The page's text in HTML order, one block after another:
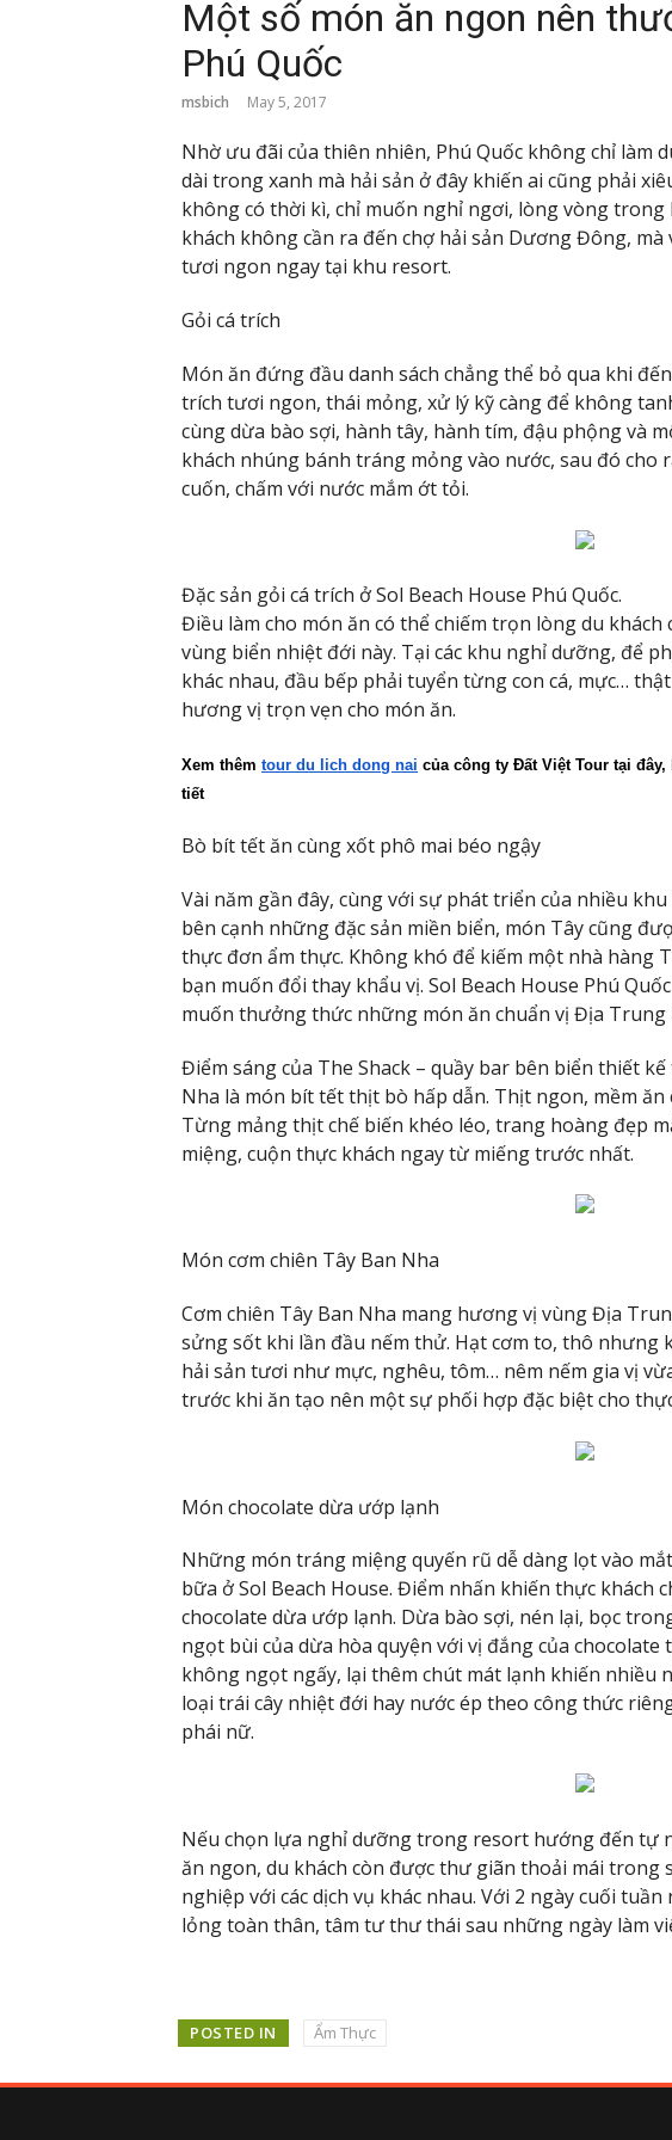
Một số món ăn ngon nên
Phú Quốc
msbich May 5, 2017
Nhờ ưu đãi của thiên nhiên, Phú Quốc không chỉ làm
dài trong xanh mà hải sản ở đây khiến ai cũng phải
không có thời kì, chỉ muốn nghỉ ngơi, lòng vòng
khách không cần ra đến chợ hải sản Dương Đông,
tươi ngon ngay tại khu resort.
Gỏi cá trích
Món ăn đứng đầu danh sách chẳng thể bỏ qua khi
trích tươi ngon, thái mỏng, xử lý kỹ càng để không
cùng dừa bào sợi, hành tây, hành tím, đậu phộng và
khách nhúng bánh tráng mỏng vào nước, sau đó cho
cuốn, chấm với nước mắm ớt tỏi.
Đặc sản gỏi cá trích ở Sol Beach House Phú Quốc.
Điều làm cho món ăn có thể chiếm trọn lòng du
vùng biển nhiệt đới này. Tại các khu nghỉ dưỡng, để
khác nhau, đầu bếp phải tuyển từng con cá, mực…
hương vị trọn vẹn cho món ăn.
Xem thêm tour du lich dong nai của công ty Đất Việt Tour tại
tiết
Bò bít tết ăn cùng xốt phô mai béo ngậy
Vài năm gần đây, cùng với sự phát triển của nhiều
bên cạnh những đặc sản miền biển, món Tây cũng
thực đơn ẩm thực. Không khó để kiếm một nhà hàng
bạn muốn đổi thay khẩu vị. Sol Beach House Phú
muốn thưởng thức những món ăn chuẩn vị Địa Trung
Điểm sáng của The Shack – quầy bar bên biển thiết
Nha là món bít tết thịt bò hấp dẫn. Thịt ngon, mềm
Từng mảng thịt chế biến khéo léo, trang hoàng đẹp
miệng, cuộn thực khách ngay từ miếng trước nhất.
Món cơm chiên Tây Ban Nha
Cơm chiên Tây Ban Nha mang hương vị vùng Địa
sửng sốt khi lần đầu nếm thử. Hạt cơm to, thô nhưng
hải sản tươi như mực, nghêu, tôm… nêm nếm gia vị
trước khi ăn tạo nên một sự phối hợp đặc biệt cho
Món chocolate dừa ướp lạnh
Những món tráng miệng quyến rũ dễ dàng lọt vào
bữa ở Sol Beach House. Điểm nhấn khiến thực khách
chocolate dừa ướp lạnh. Dừa bào sợi, nén lại, bọc
ngọt bùi của dừa hòa quyện với vị đắng của
không ngọt ngấy, lại thêm chút mát lạnh khiến nhiều
loại trái cây nhiệt đới hay nước ép theo công thức
phái nữ.
Nếu chọn lựa nghỉ dưỡng trong resort hướng đến tự
ăn ngon, du khách còn được thư giãn thoải mái trong
nghiệp với các dịch vụ khác nhau. Với 2 ngày cuối
lỏng toàn thân, tâm tư thư thái sau những ngày làm
POSTED IN Ẩm Thực